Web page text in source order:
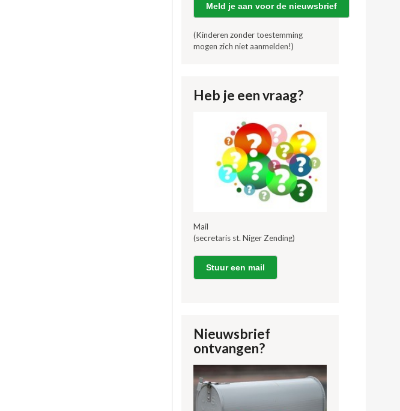
Meld je aan voor de nieuwsbrief
(Kinderen zonder toestemming
mogen zich niet aanmelden!)
Heb je een vraag?
Mail
(secretaris st. Niger Zending)
Stuur een mail
Nieuwsbrief
ontvangen?